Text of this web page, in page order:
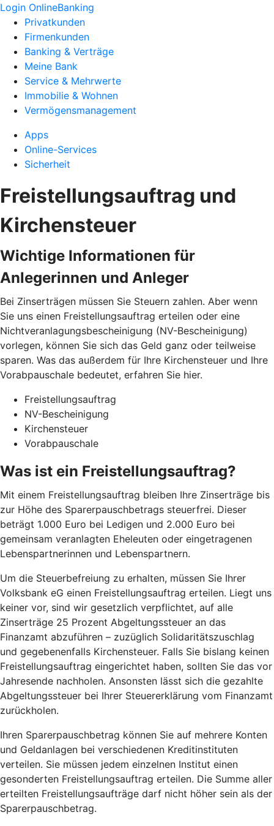
Login OnlineBanking
Privatkunden
Firmenkunden
Banking & Verträge
Meine Bank
Service & Mehrwerte
Immobilie & Wohnen
Vermögensmanagement
Apps
Online-Services
Sicherheit
Freistellungsauftrag und
Kirchensteuer
Wichtige Informationen für
Anlegerinnen und Anleger
Bei Zinserträgen müssen Sie Steuern zahlen. Aber wenn
Sie uns einen Freistellungsauftrag erteilen oder eine
Nichtveranlagungsbescheinigung (NV-Bescheinigung)
vorlegen, können Sie sich das Geld ganz oder teilweise
sparen. Was das außerdem für Ihre Kirchensteuer und Ihre
Vorabpauschale bedeutet, erfahren Sie hier.
Freistellungsauftrag
NV-Bescheinigung
Kirchensteuer
Vorabpauschale
Was ist ein Freistellungsauftrag?
Mit einem Freistellungsauftrag bleiben Ihre Zinserträge bis
zur Höhe des Sparerpauschbetrags steuerfrei. Dieser
beträgt 1.000 Euro bei Ledigen und 2.000 Euro bei
gemeinsam veranlagten Eheleuten oder eingetragenen
Lebenspartnerinnen und Lebenspartnern.
Um die Steuerbefreiung zu erhalten, müssen Sie Ihrer
Volksbank eG einen Freistellungsauftrag erteilen. Liegt uns
keiner vor, sind wir gesetzlich verpflichtet, auf alle
Zinserträge 25 Prozent Abgeltungssteuer an das
Finanzamt abzuführen – zuzüglich Solidaritätszuschlag
und gegebenenfalls Kirchensteuer. Falls Sie bislang keinen
Freistellungsauftrag eingerichtet haben, sollten Sie das vor
Jahresende nachholen. Ansonsten lässt sich die gezahlte
Abgeltungssteuer bei Ihrer Steuererklärung vom Finanzamt
zurückholen.
Ihren Sparerpauschbetrag können Sie auf mehrere Konten
und Geldanlagen bei verschiedenen Kreditinstituten
verteilen. Sie müssen jedem einzelnen Institut einen
gesonderten Freistellungsauftrag erteilen. Die Summe aller
erteilten Freistellungsaufträge darf nicht höher sein als der
Sparerpauschbetrag.